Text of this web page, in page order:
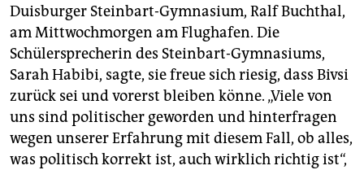
Duisburger Steinbart-Gymnasium, Ralf Buchthal,
am Mittwochmorgen am Flughafen. Die
Schülersprecherin des Steinbart-Gymnasiums,
Sarah Habibi, sagte, sie freue sich riesig, dass Bivsi
zurück sei und vorerst bleiben könne. „Viele von
uns sind politischer geworden und hinterfragen
wegen unserer Erfahrung mit diesem Fall, ob alles,
was politisch korrekt ist, auch wirklich richtig ist“,